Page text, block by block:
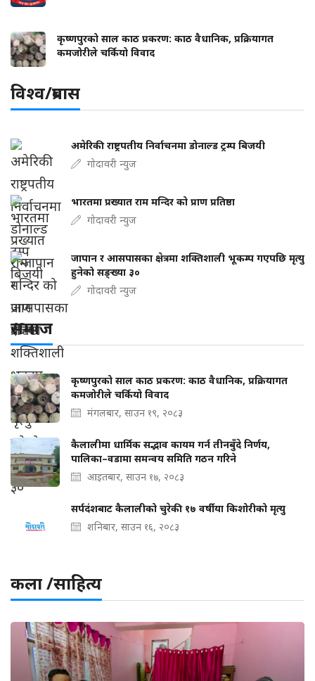
कृष्णपुरको साल काठ प्रकरण: काठ वैधानिक, प्रक्रियागत
कमजोरीले चर्कियो विवाद
विश्व/प्रबास
अमेरिकी राष्ट्रपतीय निर्वाचनमा डोनाल्ड ट्रम्प बिजयी
गोदावरी न्युज
भारतमा प्रख्यात राम मन्दिर को प्राण प्रतिष्ठा
गोदावरी न्युज
जापान र आसपासका क्षेत्रमा शक्तिशाली भूकम्प गएपछि मृत्यु
हुनेको सङ्ख्या ३०
गोदावरी न्युज
समाज
कृष्णपुरको साल काठ प्रकरण: काठ वैधानिक, प्रक्रियागत
कमजोरीले चर्कियो विवाद
मंगलबार, साउन १९, २०८३
कैलालीमा धार्मिक सद्भाव कायम गर्न तीनबुँदे निर्णय,
पालिका–वडामा समन्वय समिति गठन गरिने
आइतबार, साउन १७, २०८३
सर्पदंशबाट कैलालीको चुरेकी १७ वर्षीया किशोरीको मृत्यु
शनिबार, साउन १६, २०८३
कला /साहित्य